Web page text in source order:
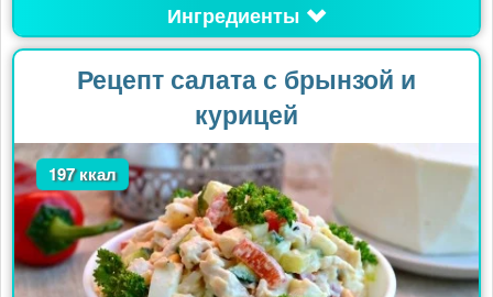
Ингредиенты
Рецепт салата с брынзой и
курицей
197 ккал